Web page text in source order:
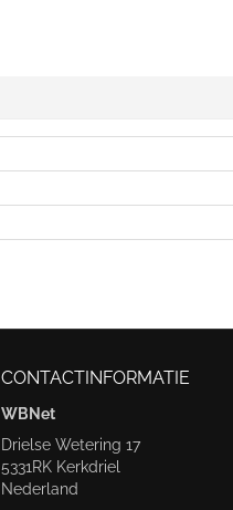
CONTACTINFORMATIE
WBNet
Drielse Wetering 17
5331RK Kerkdriel
Nederland